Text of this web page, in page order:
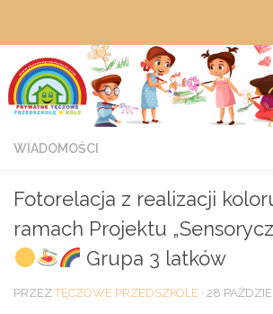
WIADOMOŚCI
Fotorelacja z realizacji
ramach Projektu
Grupa 3 latków
PRZEZ TĘCZOWE PRZEDSZKOLE · 28